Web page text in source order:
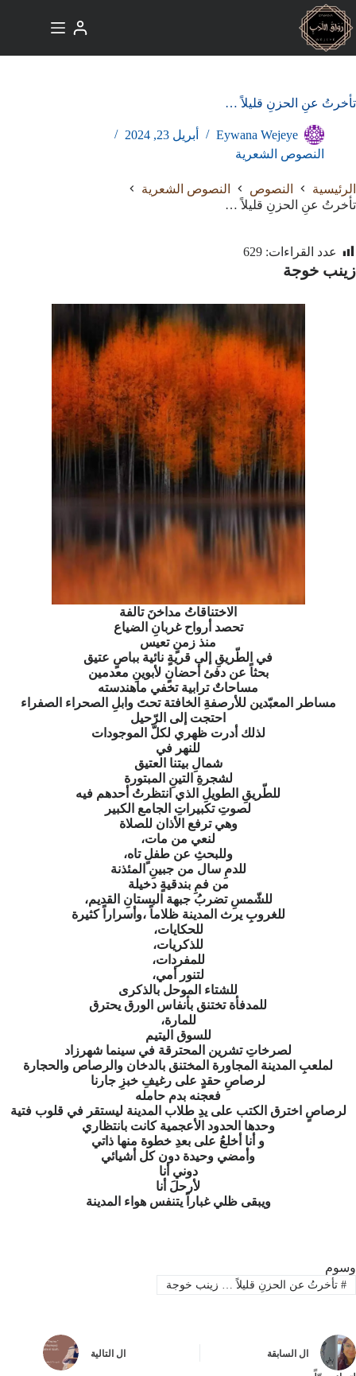
التجاوز
إلى
المحتوى
تأخرتُ عنِ الحزنِ قليلاً …
Eywana Wejeye
أبريل 23, 2024
النصوص الشعرية
الرئيسية النصوص
النصوص الشعرية
تأخرتُ عنِ الحزنِ قليلاً …
عدد القراءات: 629
زينب خوجة
الاختناقاتُ مداخنَ تالفة
تحصد أرواح غربانِ الضياع
منذ زمنٍ تعيس
في الطّريقِ إلى قريةٍ نائية بباصٍ عتيق
بحثاً عن دفئ أحضانٍ لأبوينِ معدمين
مساحاتٌ ترابية تخفي ماهندسته
مساطر المعبّدين للأرصفةِ الخافتة تحتَ وابلِ الصحراء الصفراء
احتجت إلى الرّحيل
لذلك أدرت ظهري لكلّ الموجودات
للنهر في
شمالِ بيتنا العتيق
لشجرةِ التينِ المبتورة
للطّريقِ الطويلِ الذي انتظرتُ أحدهم فيه
لصوتِ تكبيراتِ الجامع الكبير
وهي ترفع الأذان للصلاة
لنعي من مات،
وللبحثِ عن طفلٍ تاه،
للدمِ سال من جبينِ المئذنة
من فمِ بندقيةٍ دخيلة
للشّمسِ تضربُ جبهة البستانِ القديم،
للغروبِ يرث المدينة ظلاماً ،وأسراراً كثيرة
للحكايات،
للذكريات،
للمفردات،
لتنور أمي،
للشتاء الموحل بالذكرى
للمدفأة تختنق بأنفاس الورق يحترق
للمارة،
للسوق اليتيم
لصرخاتِ تشرين المحترقة في سينما شهرزاد
لملعبِ المدينة المجاورة المختنق بالدخان والرصاص والحجارة
لرصاصِ حقدٍ على رغيفِ خبزِ جارنا
فعجنه بدم حامله
لرصاصٍ اخترق الكتب على يدِ طلاب المدينة ليستقر في قلوب فتية
وحدها الحدود الأعجمية كانت بانتظاري
و أنا أخلعُ على بعدِ خطوة منها ذاتي
وأمضي وحيدة دون كل أشيائي
دوني أنا
لأرحلَ أنا
ويبقى ظلي غباراً يتنفس هواء المدينة
وسوم
#تأخرتُ عن الحزنِ قليلاً … زينب خوجة
ال السابقة ال التالية